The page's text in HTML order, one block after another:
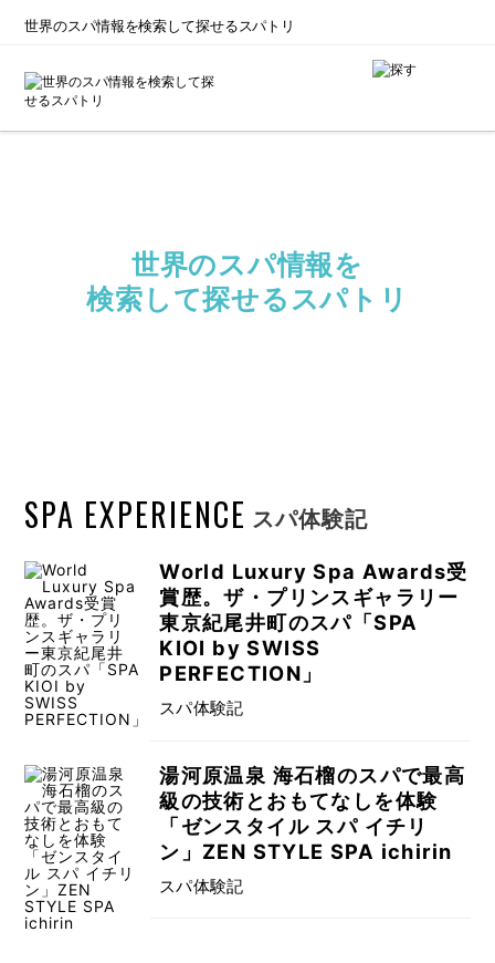
世界のスパ情報を検索して探せるスパトリ
世界のスパ情報を
検索して探せるスパトリ
SPA EXPERIENCE スパ体験記
World Luxury Spa Awards受
賞歴。ザ・プリンスギャラリー
東京紀尾井町のスパ「SPA
KIOI by SWISS
PERFECTION」
スパ体験記
湯河原温泉 海石榴のスパで最高
級の技術とおもてなしを体験
「ゼンスタイル スパ イチリ
ン」ZEN STYLE SPA ichirin
スパ体験記